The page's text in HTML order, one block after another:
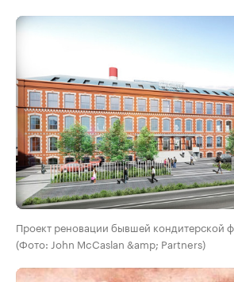
Проект реновации бывшей кондитерской
(Фото: John McCaslan &amp; Partners)